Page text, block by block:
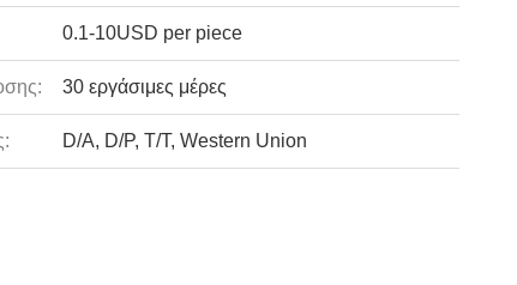
0.1-10USD per piece
30 εργάσιμες μέρες
D/A, D/P, T/T, Western Union